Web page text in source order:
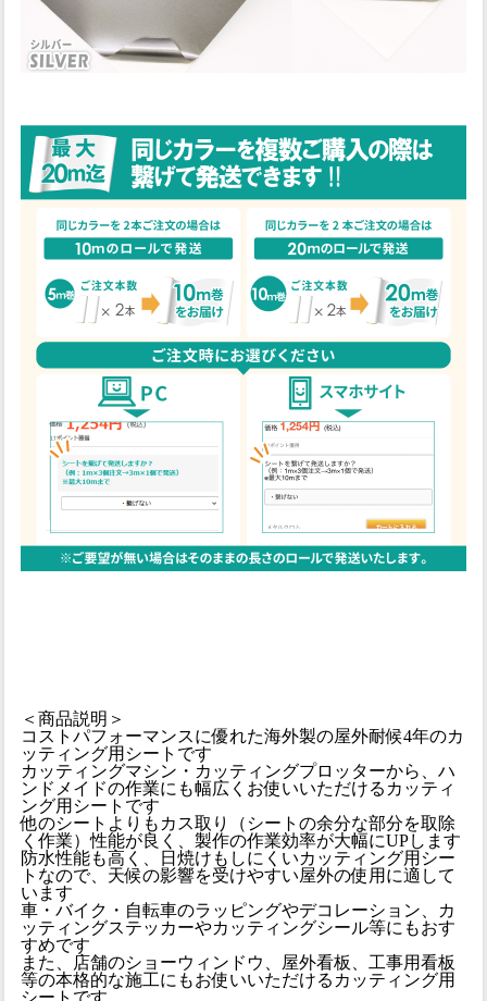
＜商品説明＞
コストパフォーマンスに優れた海外製の屋外耐候4年のカ
ッティング用シートです
カッティングマシン・カッティングプロッターから、ハ
ンドメイドの作業にも幅広くお使いいただけるカッティ
ング用シートです
他のシートよりもカス取り（シートの余分な部分を取除
く作業）性能が良く、製作の作業効率が大幅にUPします
防水性能も高く、日焼けもしにくいカッティング用シー
トなので、天候の影響を受けやすい屋外の使用に適して
います
車・バイク・自転車のラッピングやデコレーション、カ
ッティングステッカーやカッティングシール等にもおす
すめです
また、店舗のショーウィンドウ、屋外看板、工事用看板
等の本格的な施工にもお使いいただけるカッティング用
シートです